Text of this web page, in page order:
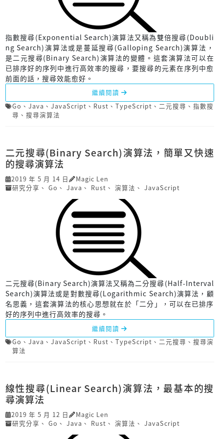
指數搜尋(Exponential Search)演算法又稱為雙倍搜尋(Doubli
ng Search)演算法或是蔓延搜尋(Galloping Search)演算法，
是二元搜尋(Binary Search)演算法的變體。這套演算法可以在
已排序好的序列中進行高效率的搜尋，要搜尋的元素在序列中愈
前面的話，搜尋效能愈好。
繼續閱讀
Go 、 Java 、 JavaScript 、 Rust 、 TypeScript 、 二元搜尋 、 指數搜
尋 、 搜尋演算法
二元搜尋(Binary Search)演算法，簡單又快速
的搜尋演算法
2019 年 5 月 14 日
Magic Len
研究分享 、 Go 、 Java 、 Rust 、 演算法 、 JavaScript
二元搜尋(Binary Search)演算法又稱為二分搜尋(Half-Interval
Search)演算法或是對數搜尋(Logarithmic Search)演算法，顧
名思義，這套演算法的核心思想就在於「二分」，可以在已排序
好的序列中進行高效率的搜尋。
繼續閱讀
Go 、 Java 、 JavaScript 、 Rust 、 TypeScript 、 二元搜尋 、 搜尋演
算法
線性搜尋(Linear Search)演算法，最基本的搜
尋演算法
2019 年 5 月 12 日
Magic Len
研究分享 、 Go 、 Java 、 Rust 、 演算法 、 JavaScript